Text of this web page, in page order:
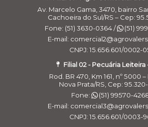
Av. Marcelo Gama, 3470, bairro
Cachoeira do Sul/RS – Cep:
Fone: (51) 3630-0364 /
(51)
E-mail:
CNPJ: 15.656.601/0002-
Filial 02 - Pecuária Leiteira
Rod. BR 470, Km 161, nº 5000
Nova Prata/RS, Cep:
Fone:
(51) 99570-
E-mail:
CNPJ: 15.656.601/0003-